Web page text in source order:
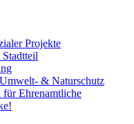
Projekte
& Naturschutz
für Ehrenamtliche